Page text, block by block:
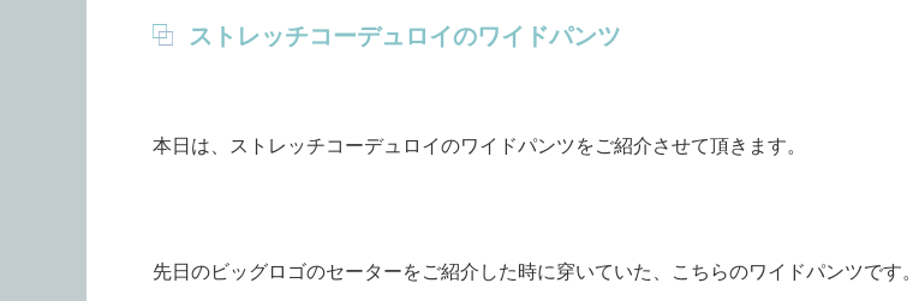
ストレッチコーデュロイのワイドパンツ
本日は、ストレッチコーデュロイのワイドパンツをご紹介させて頂きます。
先日のビッグロゴのセーターをご紹介した時に穿いていた、こちらのワイドパンツです。